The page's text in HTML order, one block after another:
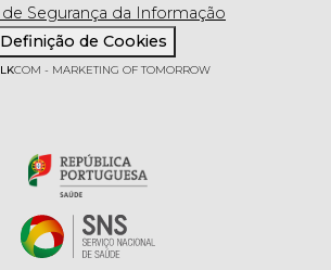
Segurança da Informação
Definição de Cookies
LKCOM - MARKETING OF TOMORROW